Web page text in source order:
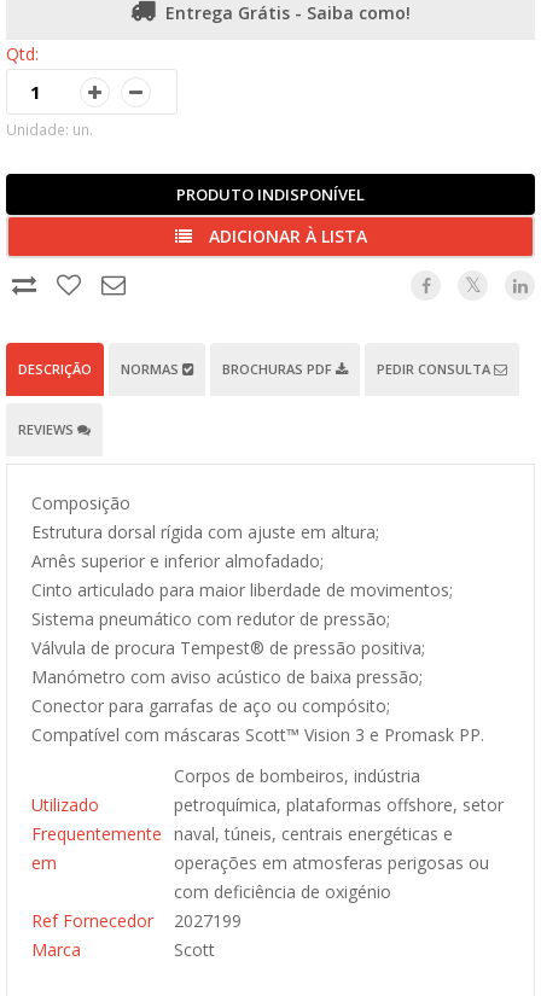
Entrega Grátis - Saiba como!
Qtd:
Unidade: un.
PRODUTO INDISPONÍVEL
ADICIONAR À LISTA
DESCRIÇÃO NORMAS BROCHURAS PDF PEDIR CONSULTA
REVIEWS
Composição
Estrutura dorsal rígida com ajuste em altura;
Arnês superior e inferior almofadado;
Cinto articulado para maior liberdade de movimentos;
Sistema pneumático com redutor de pressão;
Válvula de procura Tempest® de pressão positiva;
Manómetro com aviso acústico de baixa pressão;
Conector para garrafas de aço ou compósito;
Compatível com máscaras Scott™ Vision 3 e Promask PP.
Utilizado
Frequentemente
em
Corpos de bombeiros, indústria
petroquímica, plataformas offshore, setor
naval, túneis, centrais energéticas e
operações em atmosferas perigosas ou
com deficiência de oxigénio
Ref Fornecedor
2027199
Marca
Scott